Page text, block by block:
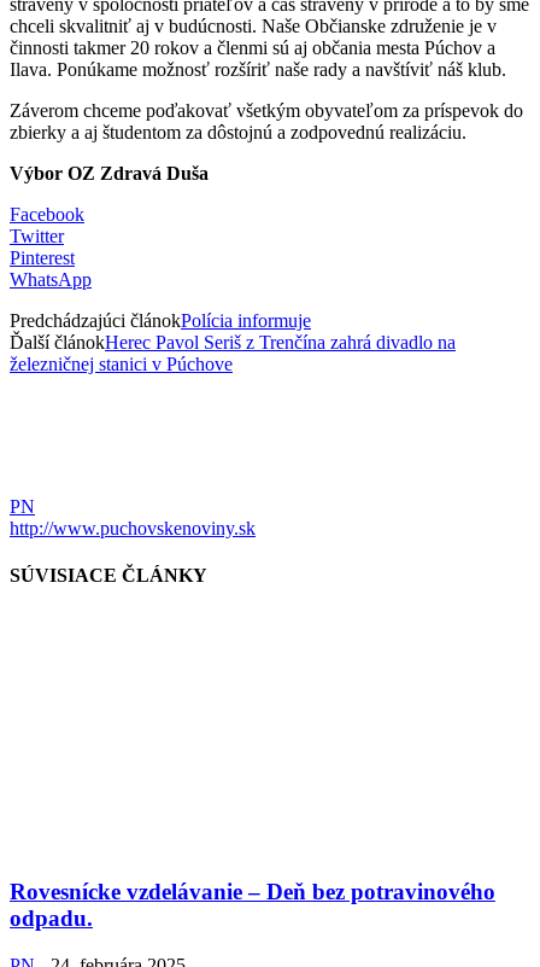
chceli skvalitniť aj v budúcnosti. Naše Občianske združenie je v
činnosti takmer 20 rokov a členmi sú aj občania mesta Púchov a
Ilava. Ponúkame možnosť rozšíriť naše rady a navštíviť náš klub.
Záverom chceme poďakovať všetkým obyvateľom za príspevok do
zbierky a aj študentom za dôstojnú a zodpovednú realizáciu.
Výbor OZ Zdravá Duša
Facebook
Twitter
Pinterest
WhatsApp
Predchádzajúci článokPolícia informuje
Ďalší článokHerec Pavol Seriš z Trenčína zahrá divadlo na
železničnej stanici v Púchove
PN
http://www.puchovskenoviny.sk
SÚVISIACE ČLÁNKY
Rovesnícke vzdelávanie – Deň bez potravinového
odpadu.